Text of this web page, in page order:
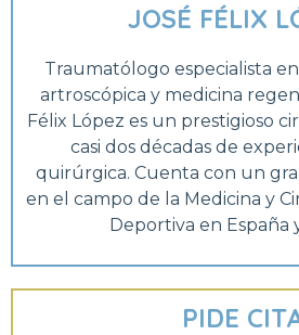
JOSÉ FÉLIX
Traumatólogo especialista
artroscópica y medicina
Félix López es un prestigioso
casi dos décadas de
quirúrgica. Cuenta con un
en el campo de la Medicina y
Deportiva en España
PIDE